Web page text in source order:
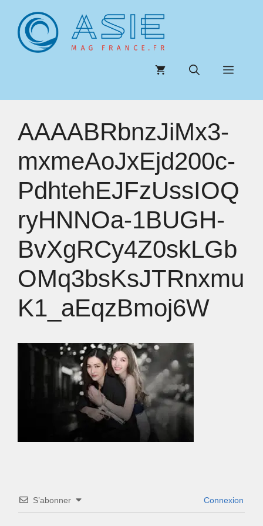
contenu
Menu
AAAABRbnzJiMx3-
mxmeAoJxEjd200c-
PdhtehEJFzUssIOQ
ryHNNOa-1BUGH-
BvXgRCy4Z0skLGb
OMq3bsKsJTRnxmu
K1_aEqzBmoj6W
S’abonner Connexion